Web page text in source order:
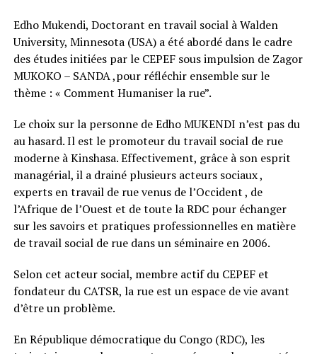
Edho Mukendi, Doctorant en travail social à Walden
University, Minnesota (USA) a été abordé dans le cadre
des études initiées par le CEPEF sous impulsion de Zagor
MUKOKO – SANDA ,pour réfléchir ensemble sur le
thème : « Comment Humaniser la rue”.
Le choix sur la personne de Edho MUKENDI n’est pas du
au hasard. Il est le promoteur du travail social de rue
moderne à Kinshasa. Effectivement, grâce à son esprit
managérial, il a drainé plusieurs acteurs sociaux ,
experts en travail de rue venus de l’Occident , de
l’Afrique de l’Ouest et de toute la RDC pour échanger
sur les savoirs et pratiques professionnelles en matière
de travail social de rue dans un séminaire en 2006.
Selon cet acteur social, membre actif du CEPEF et
fondateur du CATSR, la rue est un espace de vie avant
d’être un problème.
En République démocratique du Congo (RDC), les